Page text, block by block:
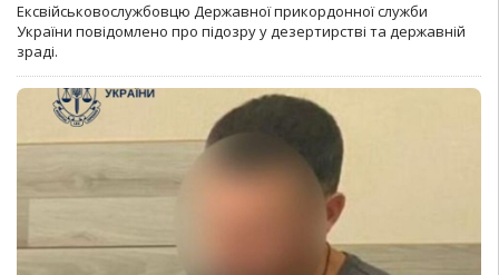
Ексвійськовослужбовцю Державної прикордонної служби
України повідомлено про підозру у дезертирстві та державній
зраді.